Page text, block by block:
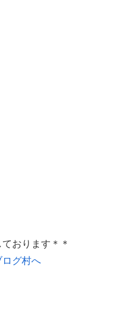
おります＊＊